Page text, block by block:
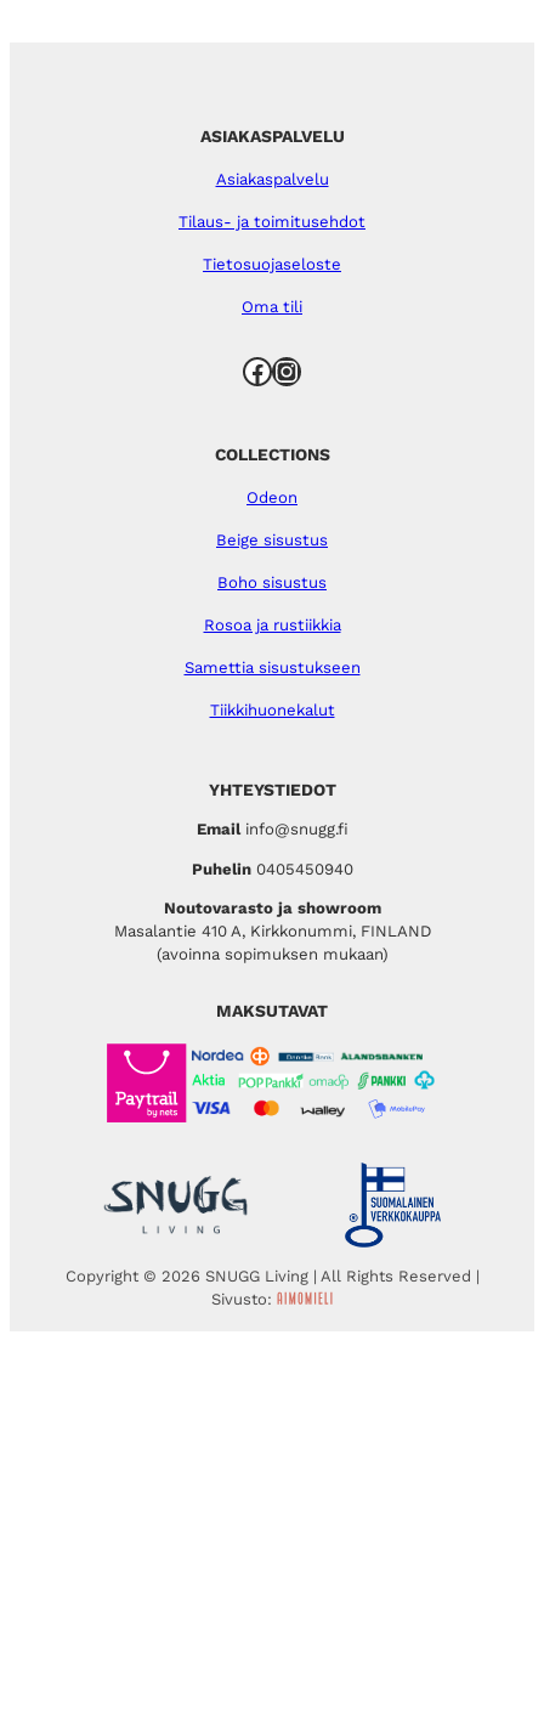
ASIAKASPALVELU
Asiakaspalvelu
Tilaus- ja toimitusehdot
Tietosuojaseloste
Oma tili
Facebook Instagram
YHTEYSTIEDOT
Emailinfo@snugg.fi
Puhelin 0405450940
Noutovarasto ja showroom
Masalantie 410 A, Kirkkonummi, FINLAND
(avoinna sopimuksen mukaan)
COLLECTIONS
Odeon
Beige sisustus
Boho sisustus
Rosoa ja rustiikkia
Samettia sisustukseen
Tiikkihuonekalut
MAKSUTAVAT
Copyright © 2026 SNUGG Living | All Rights Reserved |
Sivusto: